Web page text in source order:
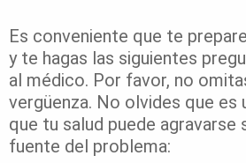
Es conveniente que te
y te hagas las siguientes
al médico. Por favor, no
vergüenza. No olvides que es
que tu salud puede agravarse
fuente del problema: